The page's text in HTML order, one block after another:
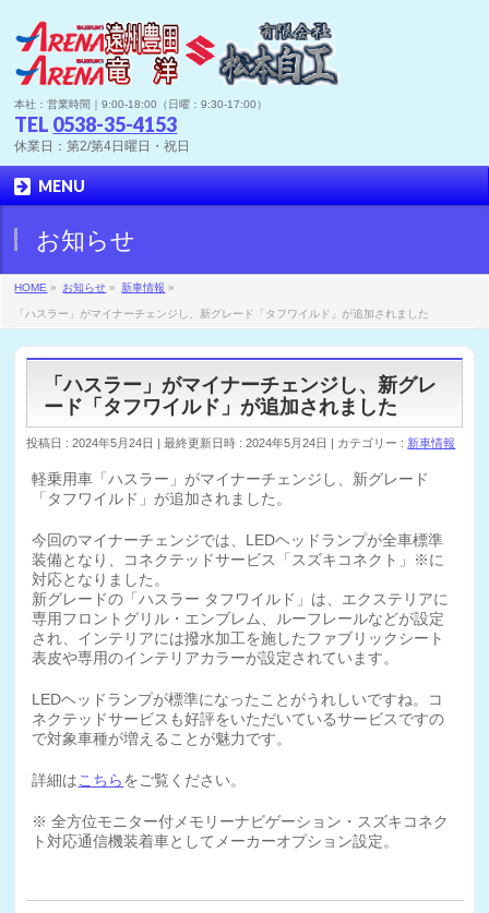
本社：営業時間｜9:00-18:00（日曜：9:30-17:00）
TEL 0538-35-4153
休業日：第2/第4日曜日・祝日
MENU
お知らせ
HOME » お知らせ » 新車情報 »
「ハスラー」がマイナーチェンジし、新グレード「タフワイルド」が追加されました
「ハスラー」がマイナーチェンジし、新グレ
ード「タフワイルド」が追加されました
投稿日 : 2024年5月24日 最終更新日時 : 2024年5月24日 カテゴリー : 新車情報
軽乗用車「ハスラー」がマイナーチェンジし、新グレード
「タフワイルド」が追加されました。
今回のマイナーチェンジでは、LEDヘッドランプが全車標準
装備となり、コネクテッドサービス「スズキコネクト」※に
対応となりました。
新グレードの「ハスラー タフワイルド」は、エクステリアに
専用フロントグリル・エンブレム、ルーフレールなどが設定
され、インテリアには撥水加工を施したファブリックシート
表皮や専用のインテリアカラーが設定されています。
LEDヘッドランプが標準になったことがうれしいですね。コ
ネクテッドサービスも好評をいただいているサービスですの
で対象車種が増えることが魅力です。
詳細はこちらをご覧ください。
※ 全方位モニター付メモリーナビゲーション・スズキコネク
ト対応通信機装着車としてメーカーオプション設定。